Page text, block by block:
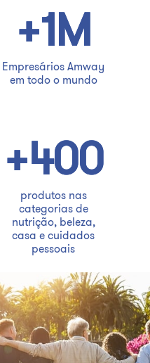
+1M
Empresários Amway
em todo o mundo
+400
produtos nas
categorias de
nutrição, beleza,
casa e cuidados
pessoais